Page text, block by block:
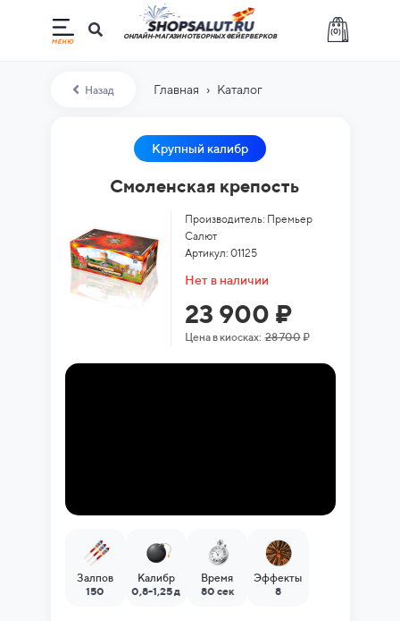
(0)
ОНЛАЙН-МАГАЗИН ОТБОРНЫХ ФЕЙЕРВЕРКОВ
Назад Главная › Каталог
Крупный калибр
Смоленская крепость
Производитель: Премьер
Салют
Артикул: 01125
Нет в наличии
23 900 ₽
Цена в киосках:28 700₽
Залпов
150
Калибр
0,8-1,25 д
Время
80 сек
Эффекты
8